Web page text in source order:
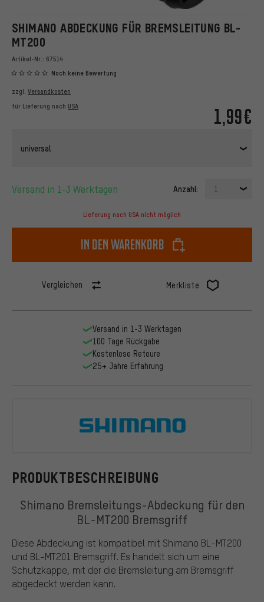
SHIMANO ABDECKUNG FÜR BREMSLEITUNG BL-
MT200
Artikel-Nr.: 67514
Noch keine Bewertung
1,99€
zzgl. Versandkosten
für Lieferung nach USA
universal
Versand in 1-3 Werktagen Anzahl: 1
Lieferung nach USA nicht möglich
In den Warenkorb
Vergleichen Merkliste
PRODUKTBESCHREIBUNG
Shimano Bremsleitungs-Abdeckung für den
BL-MT200 Bremsgriff
Diese Abdeckung ist kompatibel mit Shimano BL-MT200
und BL-MT201 Bremsgriff. Es handelt sich um eine
Schutzkappe, mit der die Bremsleitung am Bremsgriff
abgedeckt werden kann.
Versand in 1-3 Werktagen
100 Tage Rückgabe
Kostenlose Retoure
25+ Jahre Erfahrung
Shimano